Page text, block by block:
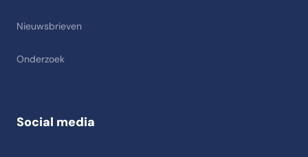
Nieuwsbrieven
Onderzoek
Social media